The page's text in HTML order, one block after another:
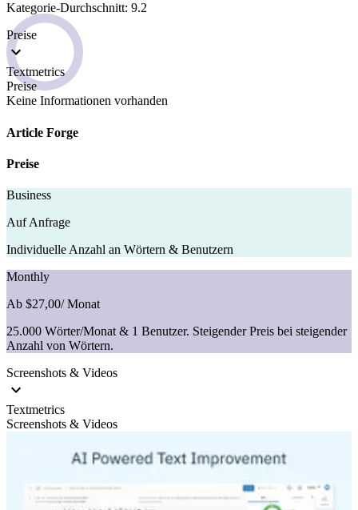
Kategorie-Durchschnitt: 9.2
Preise
Textmetrics
Preise
Keine Informationen vorhanden
Article Forge
Preise
Business
Auf Anfrage
Individuelle Anzahl an Wörtern & Benutzern
Monthly
Ab $27,00/ Monat
25.000 Wörter/Monat & 1 Benutzer. Steigender Preis bei steigender
Anzahl von Wörtern.
Screenshots & Videos
Textmetrics
Screenshots & Videos